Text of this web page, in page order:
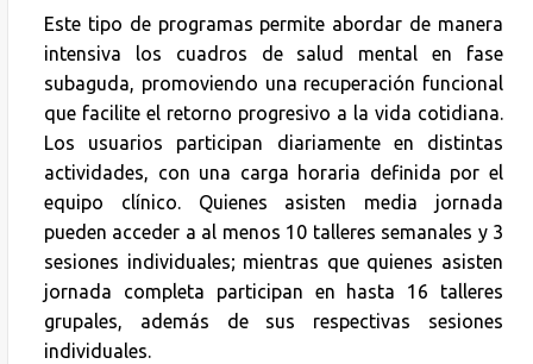
Este tipo de programas permite abordar de manera
intensiva los cuadros de salud mental en fase
subaguda, promoviendo una recuperación funcional
que facilite el retorno progresivo a la vida cotidiana.
Los usuarios participan diariamente en distintas
actividades, con una carga horaria definida por el
equipo clínico. Quienes asisten media jornada
pueden acceder a al menos 10 talleres semanales y 3
sesiones individuales; mientras que quienes asisten
jornada completa participan en hasta 16 talleres
grupales, además de sus respectivas sesiones
individuales.